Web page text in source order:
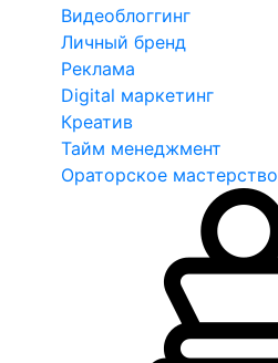
Видеоблоггинг
Личный бренд
Реклама
Digital маркетинг
Креатив
Тайм менеджмент
Ораторское мастерство